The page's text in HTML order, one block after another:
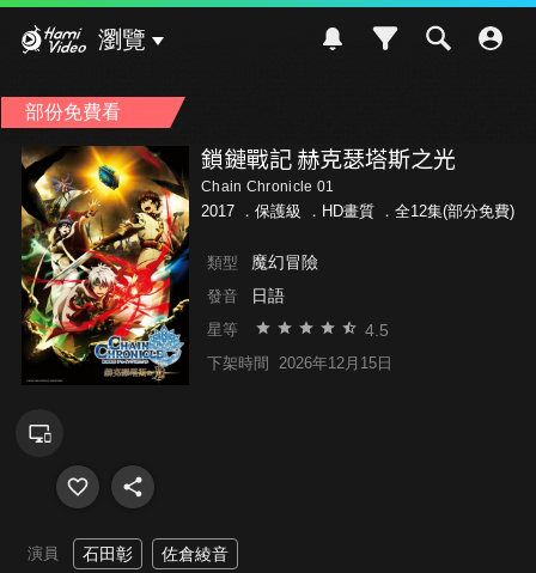
瀏覽
部份免費看
鎖鏈戰記 赫克瑟塔斯之光
Chain Chronicle 01
2017 ． 保護級 ．HD畫質 ．全12集(部分免費)
類型 魔幻冒險
發音 日語
星等 4.5
下架時間 2026年12月15日
演員 石田彰 佐倉綾音